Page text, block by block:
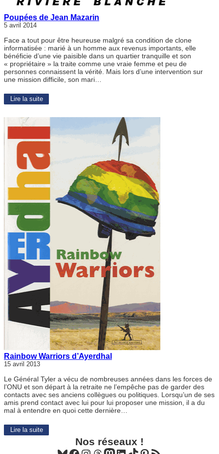
Poupées de Jean Mazarin
5 avril 2014
Face a tout pour être heureuse malgré sa condition de clone
informatisée : marié à un homme aux revenus importants, elle
bénéficie d’une vie paisible dans un quartier tranquille et son
« propriétaire » la traite comme une vraie femme et peu de
personnes connaissent la vérité. Mais lors d’une intervention sur
une mission difficile, son mari…
Lire la suite
Rainbow Warriors d’Ayerdhal
15 avril 2013
Le Général Tyler a vécu de nombreuses années dans les forces de
l’ONU et son départ à la retraite ne l’empêche pas de garder des
contacts avec ses anciens collègues ou politiques. Lorsqu’un de ses
amis prend contact avec lui pour lui proposer une mission, il a du
mal à entendre en quoi cette dernière…
Lire la suite
Nos réseaux !